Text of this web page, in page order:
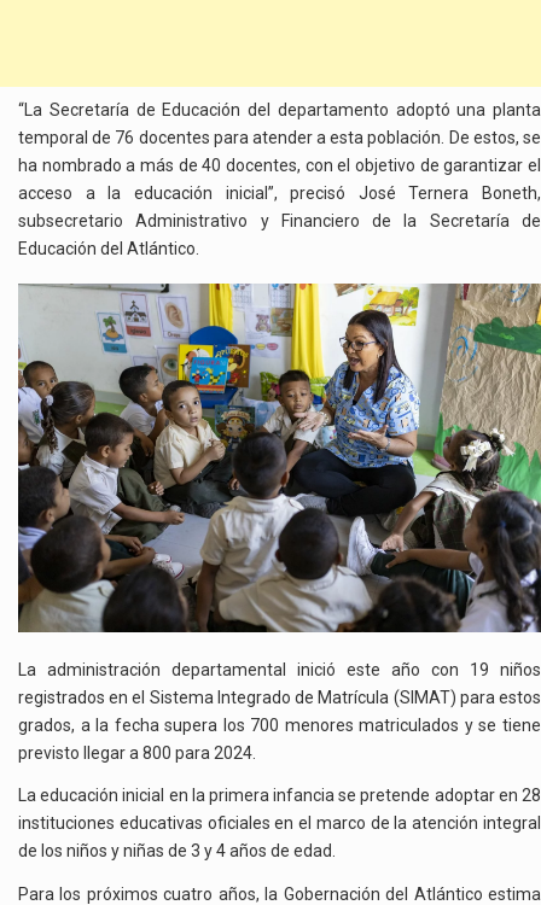
“La Secretaría de Educación del departamento adoptó una planta
temporal de 76 docentes para atender a esta población. De estos, se
ha nombrado a más de 40 docentes, con el objetivo de garantizar el
acceso a la educación inicial”, precisó José Ternera Boneth,
subsecretario Administrativo y Financiero de la Secretaría de
Educación del Atlántico.
La administración departamental inició este año con 19 niños
registrados en el Sistema Integrado de Matrícula (SIMAT) para estos
grados, a la fecha supera los 700 menores matriculados y se tiene
previsto llegar a 800 para 2024.
La educación inicial en la primera infancia se pretende adoptar en 28
instituciones educativas oficiales en el marco de la atención integral
de los niños y niñas de 3 y 4 años de edad.
Para los próximos cuatro años, la Gobernación del Atlántico estima